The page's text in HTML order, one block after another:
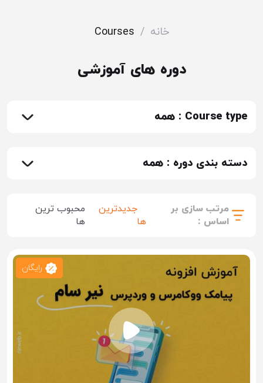
خانه /
Courses
دوره های آموزشی
Course type : همه
دسته بندی دوره : همه
مرتب سازی بر
اساس :
جدیدترین
ها
محبوب ترین
ها
رایگان